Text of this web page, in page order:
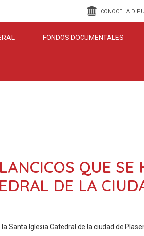
CONOCE LA
FONDOS DOCUMENTALES
QUE
DE LA
la Santa Iglesia Catedral de la ciudad de